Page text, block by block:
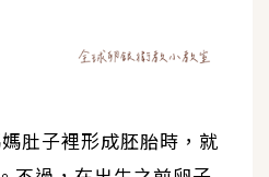
肚子裡形成胚胎時，就